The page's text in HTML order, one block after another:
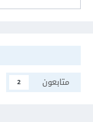
متابعون
2